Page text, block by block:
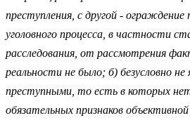
преступления, с другой -
уголовного процесса, в частности
расследования, от рассмотрения
реальности не было; б) безусловно не
преступными, то есть в которых
обязательных признаков